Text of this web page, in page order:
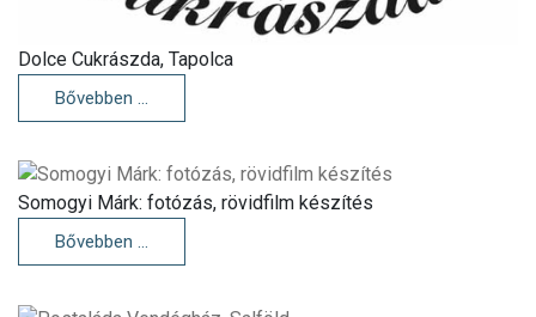
Dolce Cukrászda, Tapolca
Bővebben …
Somogyi Márk: fotózás, rövidfilm készítés
Bővebben …